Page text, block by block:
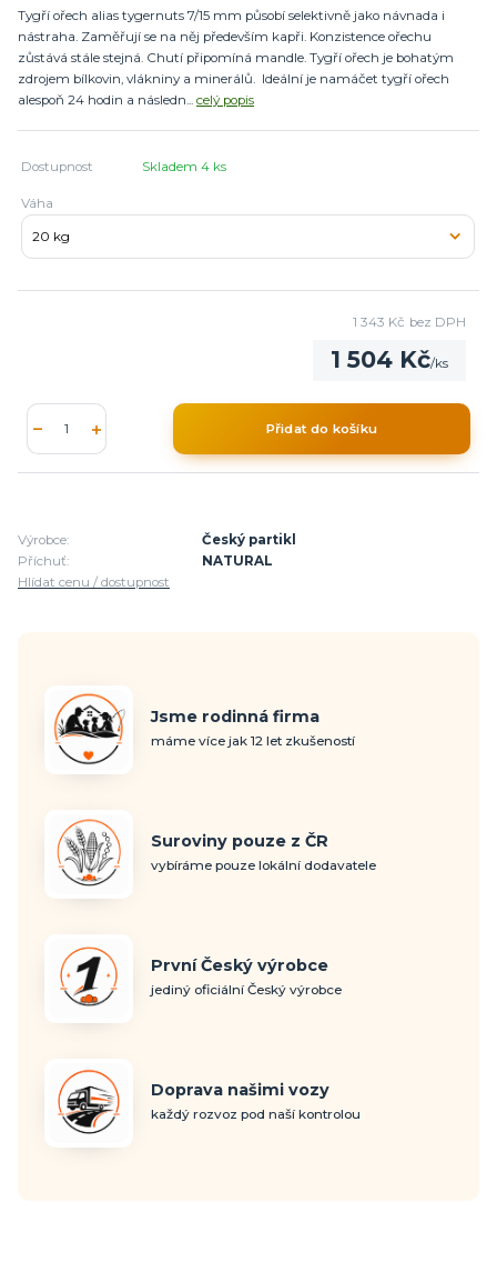
Tygří ořech alias tygernuts 7/15 mm působí selektivně jako návnada i
nástraha. Zaměřují se na něj především kapři. Konzistence ořechu
zůstává stále stejná. Chutí připomíná mandle. Tygří ořech je bohatým
zdrojem bílkovin, vlákniny a minerálů. Ideální je namáčet tygří ořech
alespoň 24 hodin a následn... celý popis
Dostupnost Skladem 4 ks
Váha
1 504 Kč/ks
1 343 Kč bez DPH
Přidat do košíku
Výrobce:
Český partikl
Příchuť:
NATURAL
Hlídat cenu / dostupnost
Jsme rodinná firma
máme více jak 12 let zkušeností
Suroviny pouze z ČR
vybíráme pouze lokální dodavatele
První Český výrobce
jediný oficiální Český výrobce
Doprava našimi vozy
každý rozvoz pod naší kontrolou